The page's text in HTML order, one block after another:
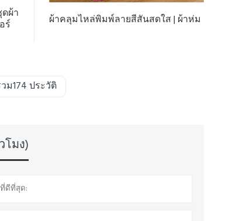
ผ้า
ร์ ผ้าคลุมไหล่พิมพ์ลายสีสันสดใส | ผ้าห่ม
ม174 ประวัติ
โมง)